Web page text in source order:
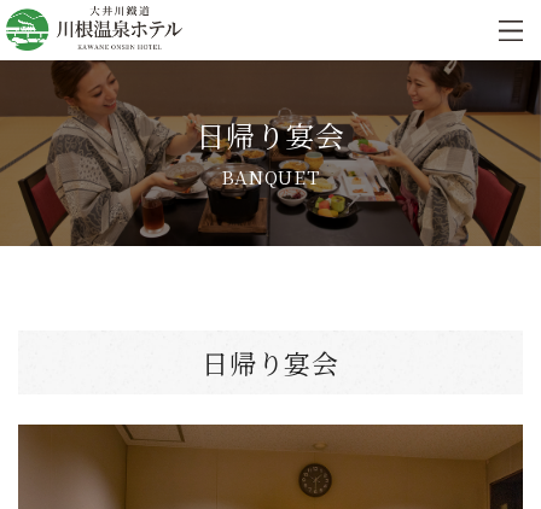
日帰り宴会
BANQUET
日帰り宴会